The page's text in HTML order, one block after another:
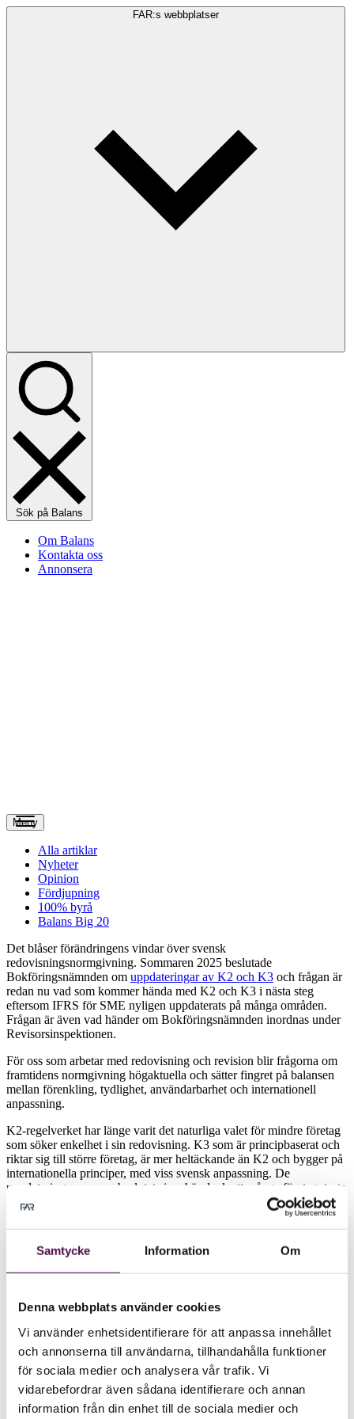
Samtycke Information Om
Denna webbplats använder cookies
Vi använder enhetsidentifierare för att anpassa innehållet
och annonserna till användarna, tillhandahålla funktioner
för sociala medier och analysera vår trafik. Vi
vidarebefordrar även sådana identifierare och annan
information från din enhet till de sociala medier och
FAR:s webbplatser
Sök på Balans
Om Balans
Kontakta oss
Annonsera
Meny
Alla artiklar
Nyheter
Opinion
Fördjupning
100% byrå
Balans Big 20
Det blåser förändringens vindar över svensk
redovisningsnormgivning. Sommaren 2025 beslutade
Bokföringsnämnden om uppdateringar av K2 och K3 och frågan är
redan nu vad som kommer hända med K2 och K3 i nästa steg
eftersom IFRS för SME nyligen uppdaterats på många områden.
Frågan är även vad händer om Bokföringsnämnden inordnas under
Revisorsinspektionen.
För oss som arbetar med redovisning och revision blir frågorna om
framtidens normgivning högaktuella och sätter fingret på balansen
mellan förenkling, tydlighet, användarbarhet och internationell
anpassning.
K2-regelverket har länge varit det naturliga valet för mindre företag
som söker enkelhet i sin redovisning. K3 som är principbaserat och
riktar sig till större företag, är mer heltäckande än K2 och bygger på
internationella principer, med viss svensk anpassning. De
uppdateringar som nu beslutats innebär dock att många företag, trots
att de till sin storlek är mindre inte längre får tillämpa K2. I stället
blir det än mer fokus på att K2 är avsett för företag med enklare
förhållanden, där verksamhetens komplexitet – inte bara storleken –
avgör tillämpligheten.
Att fler företag tvingas tillämpa K3 är rimligt – en komplex
för företag och rådgivare som vant sig vid K2:s mer förenklade
regler. Risken finns att vissa företag hamnar i ett slags
normgivningsmässigt ingenmansland, där varken K2 eller K3 känns
helt träffsäkert. Det ställer krav på oss rådgivare att guida rätt mellan
regelverken och att förklara varför förändringen sker just nu. Min
personliga uppfattning är dock att företagen och rådgivare i
branschen inte ska känna oro. K3 är inte så komplicerat som många
tror och ger en mycket bättre bild av verksamheten än K2, vilket
skapar bra förutsättningar för intressenter att fatta beslut utifrån.